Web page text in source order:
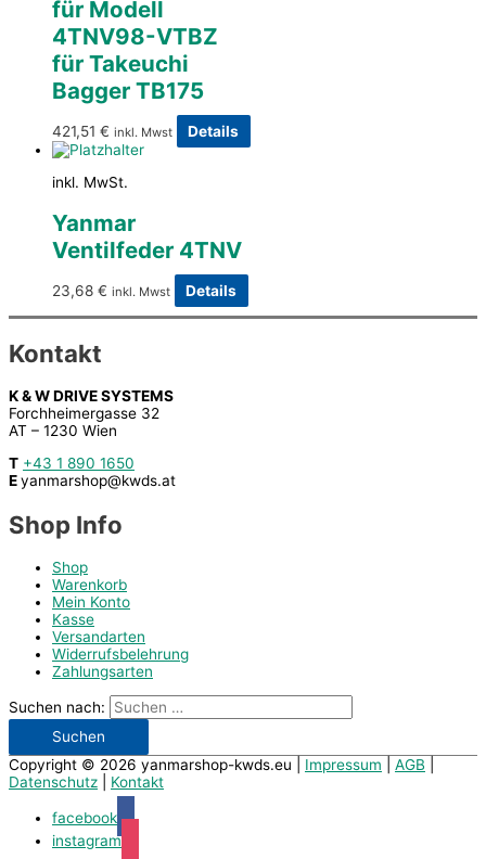
für Modell
4TNV98-VTBZ
für Takeuchi
Bagger TB175
421,51 € inkl. Mwst Details
inkl. MwSt.
Yanmar
Ventilfeder 4TNV
23,68 € inkl. Mwst Details
Kontakt
K & W DRIVE SYSTEMS
Forchheimergasse 32
AT – 1230 Wien
T +43 1 890 1650
Eyanmarshop@kwds.at
Shop Info
Shop
Warenkorb
Mein Konto
Kasse
Versandarten
Widerrufsbelehrung
Zahlungsarten
Suchen nach:
Copyright © 2026 yanmarshop-kwds.eu Impressum AGB
Datenschutz
Kontakt
facebook
instagram